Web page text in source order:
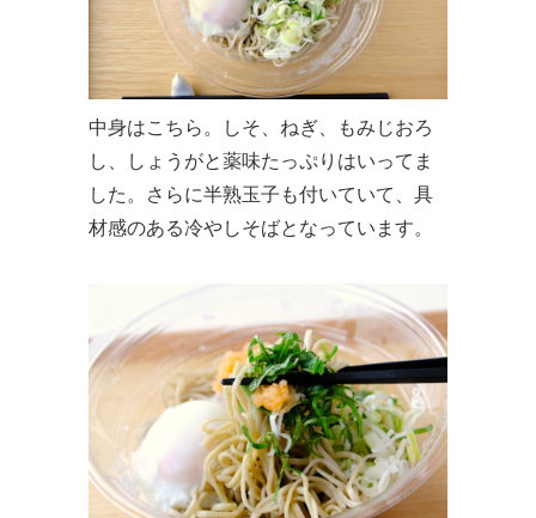
中身はこちら。しそ、ねぎ、もみじおろ
し、しょうがと薬味たっぷりはいってま
した。さらに半熟玉子も付いていて、具
材感のある冷やしそばとなっています。